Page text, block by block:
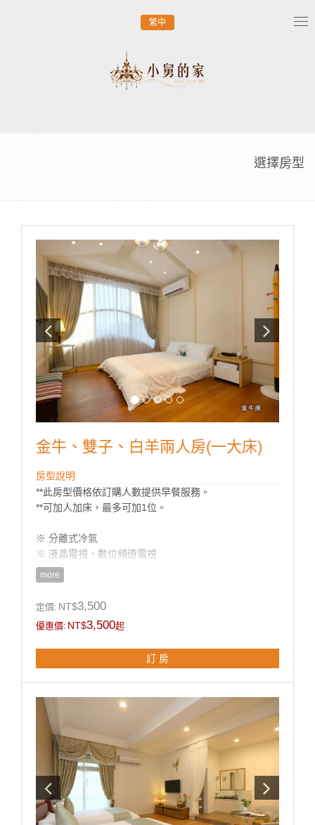
繁中
選擇房型
金牛、雙子、白羊兩人房(一大床)
房型說明
**此房型價格依訂購人數提供早餐服務。
**可加人加床，最多可加1位。
※ 分離式冷氣
※ 液晶電視、數位頻道電視
※ 獨立衛浴
※ 盥洗用品、浴巾 、吹風機
※ 除濕機
**國旅卡訂房請於下單同時勾選備註即可。
more
定價: NT$3,500
優惠價: NT$3,500起
訂 房